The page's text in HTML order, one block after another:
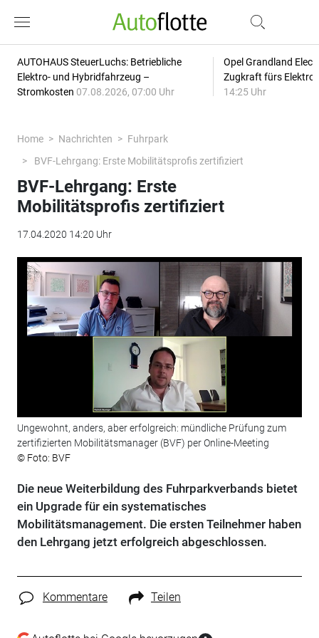
AUTOHAUS SteuerLuchs: Betriebliche
Elektro- und Hybridfahrzeug –
Stromkosten 07.08.2026, 07:00 Uhr
Opel Grandland
Zugkraft fürs
14:25 Uhr
Home Nachrichten
Fuhrpark
BVF-Lehrgang: Erste Mobilitätsprofis zertifiziert
BVF-Lehrgang: Erste
Mobilitätsprofis zertifiziert
17.04.2020 14:20 Uhr
Ungewohnt, anders, aber erfolgreich: mündliche Prüfung zum
zertifizierten Mobilitätsmanager (BVF) per Online-Meeting
© Foto: BVF
Die neue Weiterbildung des Fuhrparkverbands bietet
ein Upgrade für ein systematisches
Mobilitätsmanagement. Die ersten Teilnehmer haben
den Lehrgang jetzt erfolgreich abgeschlossen.
Kommentare Teilen